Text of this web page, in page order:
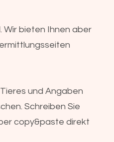
Wir bieten Ihnen aber
und Angaben
Schreiben Sie
copy&paste direkt